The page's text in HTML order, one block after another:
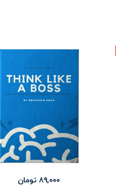
۸۹,۰۰۰ تومان